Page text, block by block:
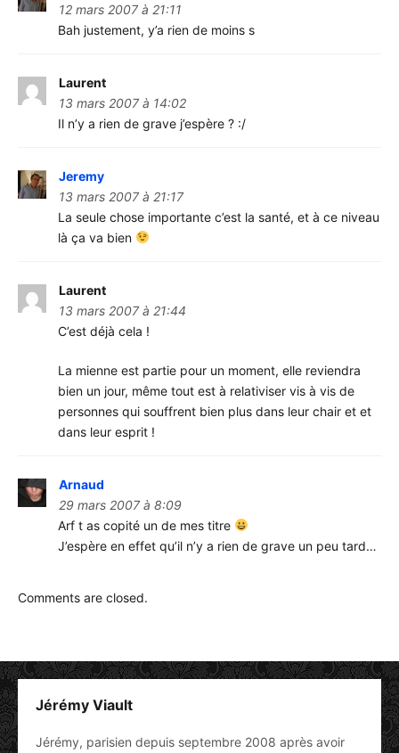
12 mars 2007 à 21:11
Bah justement, y’a rien de moins s
Laurent
13 mars 2007 à 14:02
Il n’y a rien de grave j’espère ? :/
Jeremy
13 mars 2007 à 21:17
La seule chose importante c’est la santé, et à ce niveau
là ça va bien
Laurent
13 mars 2007 à 21:44
C’est déjà cela !
La mienne est partie pour un moment, elle reviendra
bien un jour, même tout est à relativiser vis à vis de
personnes qui souffrent bien plus dans leur chair et et
dans leur esprit !
Arnaud
29 mars 2007 à 8:09
Arf t as copité un de mes titre
J’espère en effet qu’il n’y a rien de grave un peu tard…
Comments are closed.
Jérémy Viault
Jérémy, parisien depuis septembre 2008 après avoir